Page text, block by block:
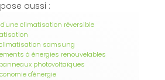
aussi :
climatisation réversible
samsung
à énergies renouvelables
photovoltaïques
d'énergie